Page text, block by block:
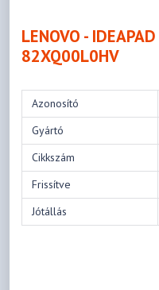
LENOVO -
82XQ00L0HV
Azonosító
Gyártó
Cikkszám
Frissítve
Jótállás